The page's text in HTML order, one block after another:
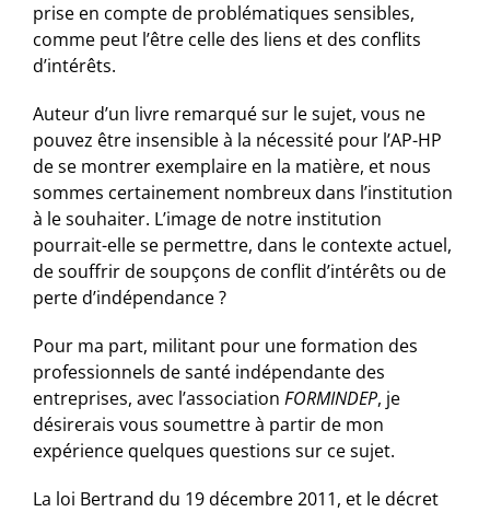
prise en compte de problématiques sensibles,
comme peut l’être celle des liens et des conflits
d’intérêts.
Auteur d’un livre remarqué sur le sujet, vous ne
pouvez être insensible à la nécessité pour l’AP-HP
de se montrer exemplaire en la matière, et nous
sommes certainement nombreux dans l’institution
à le souhaiter. L’image de notre institution
pourrait-elle se permettre, dans le contexte actuel,
de souffrir de soupçons de conflit d’intérêts ou de
perte d’indépendance ?
Pour ma part, militant pour une formation des
professionnels de santé indépendante des
entreprises, avec l’association FORMINDEP, je
désirerais vous soumettre à partir de mon
expérience quelques questions sur ce sujet.
La loi Bertrand du 19 décembre 2011, et le décret